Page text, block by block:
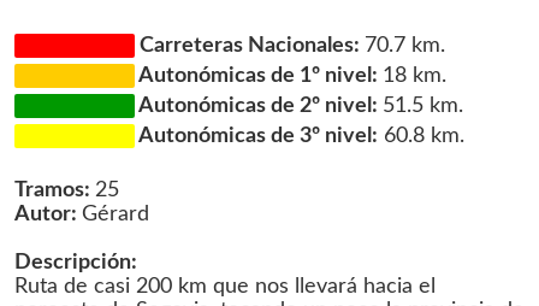
Carreteras Nacionales: 70.7 km.
Autonómicas de 1º nivel: 18 km.
Autonómicas de 2º nivel: 51.5 km.
Autonómicas de 3º nivel: 60.8 km.
Tramos: 25
Autor: Gérard
Descripción:
Ruta de casi 200 km que nos llevará hacia el